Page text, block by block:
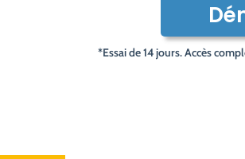
*Essai de 14 jours. Accès